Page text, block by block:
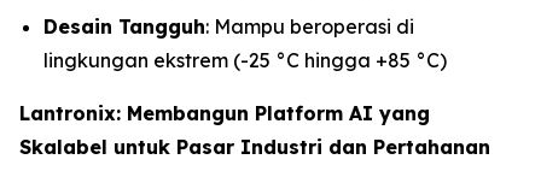
Desain Tangguh: Mampu beroperasi di
lingkungan ekstrem (-25 °C hingga +85 °C)
Lantronix: Membangun Platform AI yang
Skalabel untuk Pasar Industri dan Pertahanan